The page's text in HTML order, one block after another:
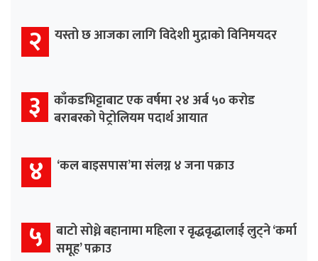
२ यस्तो छ आजका लागि विदेशी मुद्राको विनिमयदर
३ काँकडभिट्टाबाट एक वर्षमा २४ अर्ब ५० करोड
बराबरको पेट्रोलियम पदार्थ आयात
४ ‘कल बाइसपास’मा संलग्न ४ जना पक्राउ
५ बाटो सोध्ने बहानामा महिला र वृद्धवृद्धालाई लुट्ने ‘कर्मा
समूह’ पक्राउ